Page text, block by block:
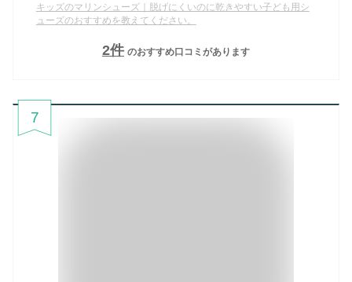
キッズのマリンシューズ｜脱げにくいのに乾きやすい子ども用シ
ューズのおすすめを教えてください。
2件 のおすすめ口コミがあります
7